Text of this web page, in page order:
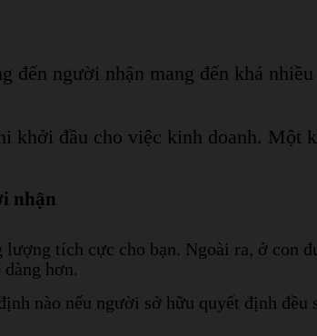
đến người nhận mang đến khá nhiều
khởi đầu cho việc kinh doanh. Một
nhận
tích cực cho bạn. Ngoài ra, ở con
hơn.
nào nếu người sở hữu quyết định đều